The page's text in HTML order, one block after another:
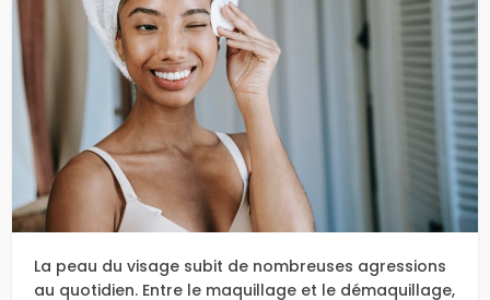
La peau du visage subit de nombreuses agressions
au quotidien. Entre le maquillage et le démaquillage,